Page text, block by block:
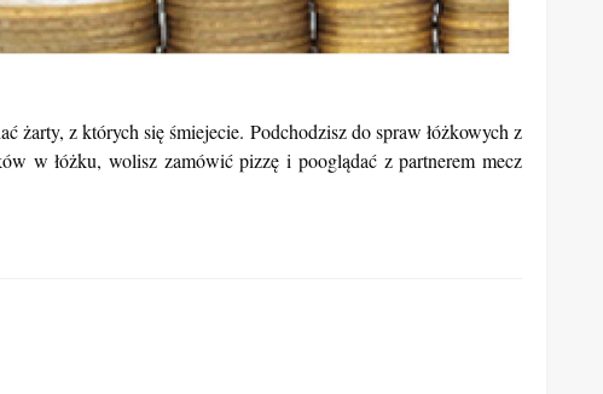
żarty, z których się śmiejecie. Podchodzisz do spraw łóżkowych z
w łóżku, wolisz zamówić pizzę i pooglądać z partnerem mecz